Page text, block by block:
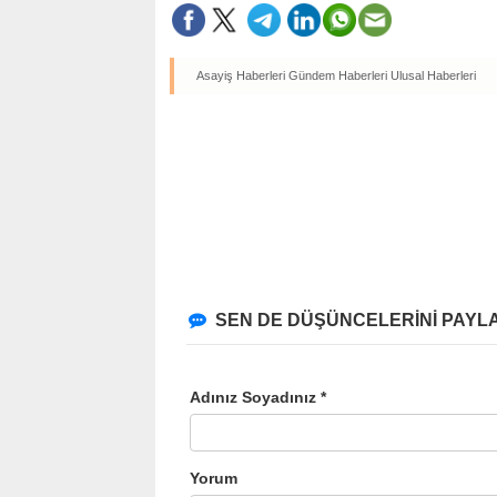
Asayiş Haberleri Gündem Haberleri Ulusal Haberleri
SEN DE DÜŞÜNCELERİNİ
Adınız Soyadınız *
Yorum